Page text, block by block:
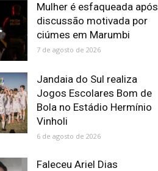
Mulher é esfaqueada após
discussão motivada por
ciúmes em Marumbi
7 de agosto de 2026
Jandaia do Sul realiza
Jogos Escolares Bom de
Bola no Estádio Hermínio
Vinholi
6 de agosto de 2026
Faleceu Ariel Dias